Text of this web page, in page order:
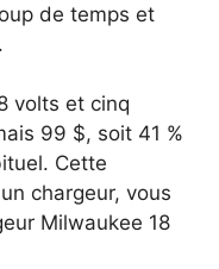
de temps et
volts et cinq
99 $, soit 41 %
Cette
chargeur, vous
Milwaukee 18